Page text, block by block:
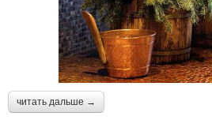
читать дальше →